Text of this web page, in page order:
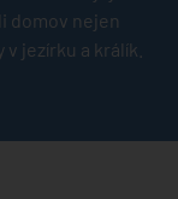
domov nejen
jezírku a králík.